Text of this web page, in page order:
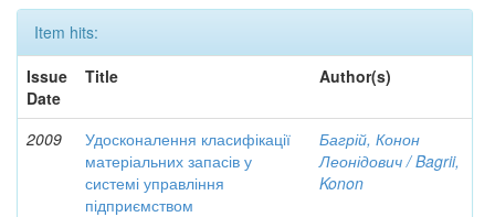
Item hits:
Issue
Date
Title Author(s)
2009
Удосконалення класифікації
матеріальних запасів у
системі управління
підприємством
Багрій, Конон
Леонідович / Bagrii,
Konon